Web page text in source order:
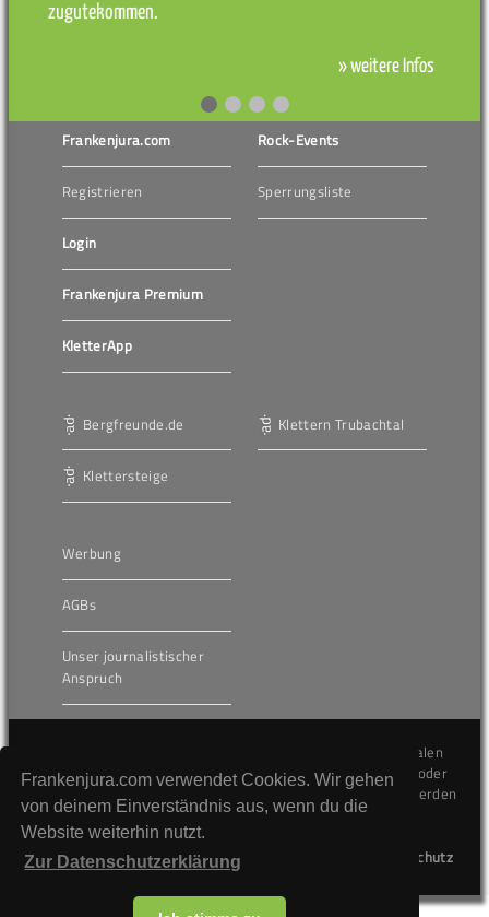
Frankenjura.com verwendet Cookies. Wir gehen
von deinem Einverständnis aus, wenn du die
Website weiterhin nutzt.
Zur Datenschutzerklärung
zugutekommen.
» weitere Infos
Frankenjura.com
Registrieren
Login
Frankenjura Premium
KletterApp
Rock-Events
Sperrungsliste
Bergfreunde.de
Klettersteige
Klettern Trubachtal
Werbung
AGBs
Unser journalistischer
Anspruch
Die hier veröffentlichten Inhalte unterliegen dem internationalen
Urheberrecht (Copyright) und dürfen nicht kopiert, verändert oder
unverändert wiederveröffentlicht werden. Gegen Verstöße werden
wir auf juristischem Wege vorgehen.
Kontakt
Datenschutz